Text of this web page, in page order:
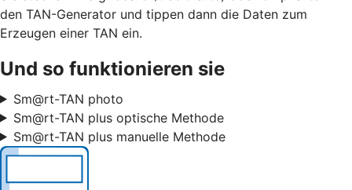
den TAN-Generator und tippen dann die Daten zum
Erzeugen einer TAN ein.
Und so funktionieren sie
Sm@rt-TAN photo
Sm@rt-TAN plus optische Methode
Sm@rt-TAN plus manuelle Methode